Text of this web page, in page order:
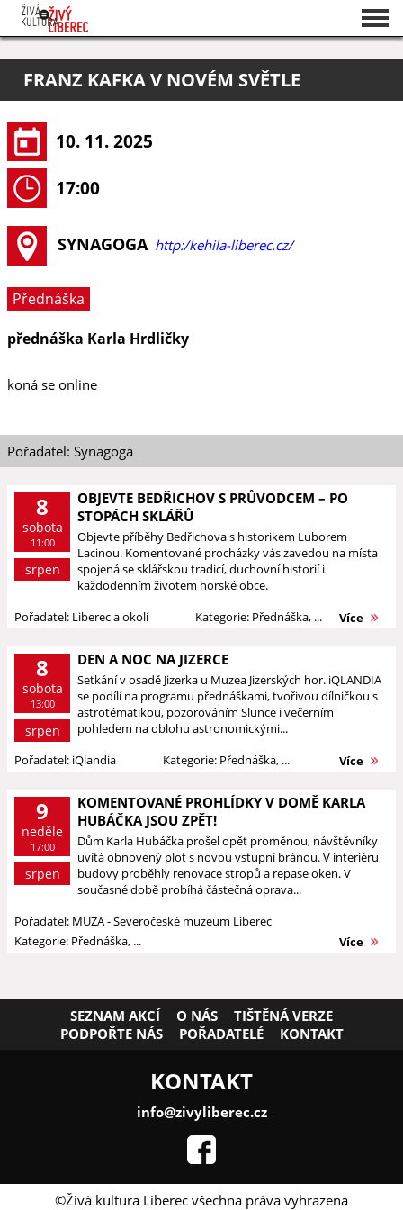
O projektu
Pořadatelé
FRANZ KAFKA V NOVÉM SVĚTLE
10. 11. 2025
17:00
SYNAGOGA http:/kehila-liberec.cz/
Přednáška
přednáška Karla Hrdličky
koná se online
Pořadatel: Synagoga
8
sobota
11:00
srpen
OBJEVTE BEDŘICHOV S PRŮVODCEM – PO
STOPÁCH SKLÁŘŮ
Objevte příběhy Bedřichova s historikem Luborem
Lacinou. Komentované procházky vás zavedou na místa
spojená se sklářskou tradicí, duchovní historií i
každodenním životem horské obce.
Pořadatel: Liberec a okolí
Kategorie: Přednáška, ... Více
8
sobota
13:00
srpen
DEN A NOC NA JIZERCE
Setkání v osadě Jizerka u Muzea Jizerských hor. iQLANDIA
se podílí na programu přednáškami, tvořivou dílničkou s
astrotématikou, pozorováním Slunce i večerním
pohledem na oblohu astronomickými...
Pořadatel: iQlandia
Kategorie: Přednáška, ... Více
9
neděle
17:00
srpen
KOMENTOVANÉ PROHLÍDKY V DOMĚ KARLA
HUBÁČKA JSOU ZPĚT!
Dům Karla Hubáčka prošel opět proměnou, návštěvníky
uvítá obnovený plot s novou vstupní bránou. V interiéru
budovy proběhly renovace stropů a repase oken. V
současné době probíhá částečná oprava...
Pořadatel: MUZA - Severočeské muzeum Liberec
Kategorie: Přednáška, ...
Více
SEZNAM AKCÍ O NÁS
TIŠTĚNÁ VERZE
PODPOŘTE NÁS
POŘADATELÉ KONTAKT
KONTAKT
info@zivyliberec.cz
©Živá kultura Liberec všechna práva vyhrazena